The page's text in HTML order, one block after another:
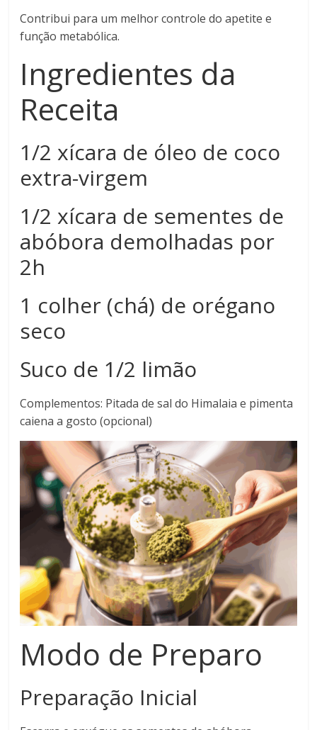
Contribui para um melhor controle do apetite e
função metabólica.
Ingredientes da
Receita
1/2 xícara de óleo de coco
extra-virgem
1/2 xícara de sementes de
abóbora demolhadas por
2h
1 colher (chá) de orégano
seco
Suco de 1/2 limão
Complementos: Pitada de sal do Himalaia e pimenta
caiena a gosto (opcional)
Modo de Preparo
Preparação Inicial